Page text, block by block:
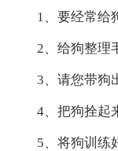
1、要经常给
2、给狗整理
3、请您带狗
4、把狗拴起
5、将狗训练